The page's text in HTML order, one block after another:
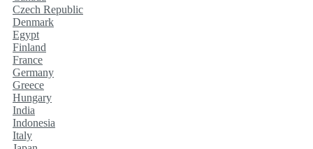
Czech Republic
Denmark
Egypt
Finland
France
Germany
Greece
Hungary
India
Indonesia
Italy